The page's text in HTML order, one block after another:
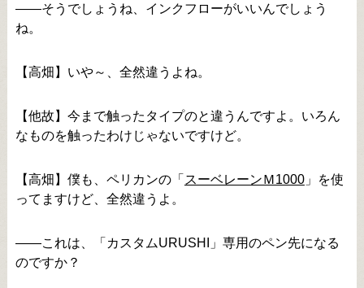
――そうでしょうね、インクフローがいいんでしょう
ね。
【高畑】いや～、全然違うよね。
【他故】今まで触ったタイプのと違うんですよ。いろん
なものを触ったわけじゃないですけど。
【高畑】僕も、ペリカンの「 スーベレーンＭ1000」を使
ってますけど、全然違うよ。
――これは、「カスタムURUSHI」専用のペン先になる
のですか？